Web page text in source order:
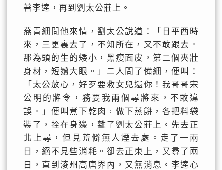
著李逵，再到劉太公莊上。
燕青細問他來情，劉太公說道：「日平西時
來，三更裏去了，不知所在，又不敢跟去。
那為頭的生的矮小，黑瘦面皮，第二個夾壯
身材，短鬚大眼。」二人問了備細，便叫：
「太公放心，好歹要救女兒還你！我哥哥宋
公明的將令，務要我兩個尋將來，不敢違
誤。」便叫煮下乾肉，做下蒸餅，各把料袋
裝了，拴在身邊，離了劉太公莊上。先去正
北上尋，但見荒僻無人煙去處。走了一兩
日，絕不見些消耗。卻去正東上，又尋了兩
日，直到淩州高唐界內，又無消息。李逵心